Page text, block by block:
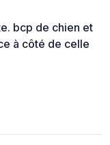
bcp de chien et
à côté de celle